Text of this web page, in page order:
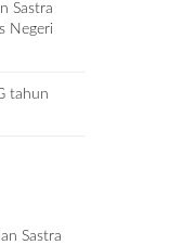
Sastra
Negeri
tahun
Sastra